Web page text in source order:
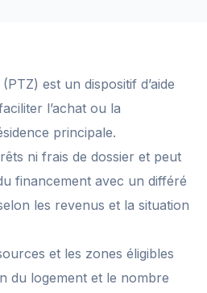
est un dispositif d’aide
l’achat ou la
principale.
ni frais de dossier et peut
financement avec un différé
les revenus et la situation
et les zones éligibles
du logement et le nombre